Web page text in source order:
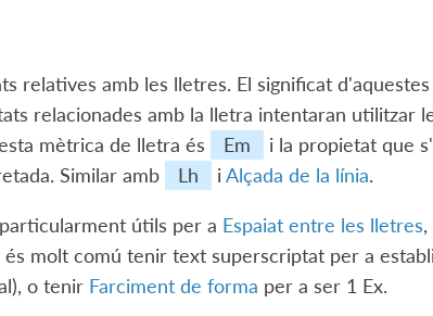
relatives amb les lletres. El significat
relacionades amb la lletra intentaran utilitzar
mètrica de lletra és
Em i la propietat que
Similar amb
Lh i Alçada de la línia.
útils per a Espaiat entre les lletres
és molt comú tenir text superscriptat per a
o tenir Farciment de forma per a ser 1 Ex.